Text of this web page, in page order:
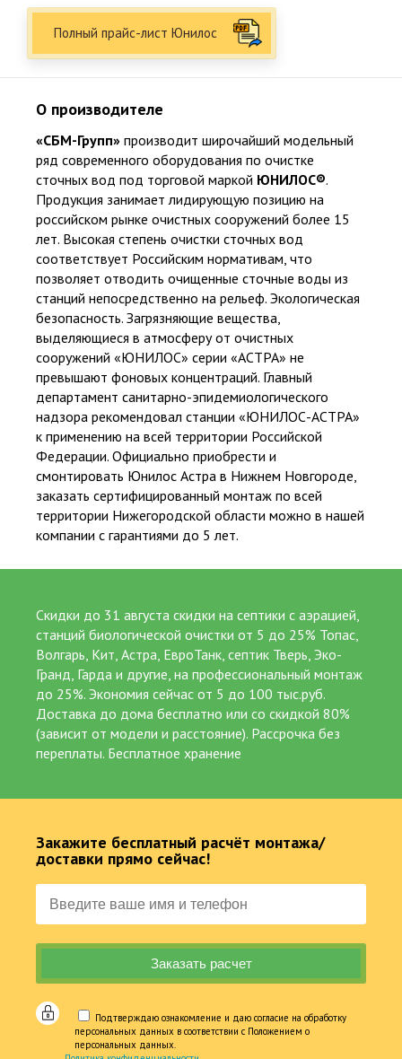
Станции глубокой биологической очистки
Мечта каждого обладателя загородной недвижимости
состоит в том, чтобы системы водоснабжения и
канализации работали без перебоев и не наносили ущерба
окружающей среде. Сегодня эта мечта получила реальное
осуществление с появлением нового
высокотехнологичного оборудования – станций ГБО.
Читать далее
ВЫСОКАЯ СТЕПЕНЬ ОЧИСТКИ
95-99%, не вредит окружающей среде и не
происходит заиливание дренажа.
100% БЕЗ ЗАПАХА
Соответствие стоков СанПиН, СНиП, СП.
ПРОСТОЕ ОБСЛУЖИВАНИЕ
самостоятельно.
НАДЕЖНАЯ КОНСТРУКЦИЯ
гарантия до 5 лет, срок службы более 50 лет.
ПОДХОДИТ ПРИ ОЧЕНЬ ВЫСОКОМ УГВ
(уровне грунтовых вод), любых грунтов, разной
объектов, большого производства, поселка,
гостиницы, кафе и др. и постоянного проживания.
БЕЗ ОТКАЧКИ
вызов ассенизаторской машины и покупки
бактерий не требуется.
ПОВТОРНОЕ ИСПОЛЬЗОВАНИЕ
для полива, а остатков ила при чистке, как
удобрение без запаха.
Полный прайс-лист Юнилос
О производителе
«СБМ-Групп» производит широчайший модельный
ряд современного оборудования по очистке
сточных вод под торговой маркой ЮНИЛОС®.
Продукция занимает лидирующую позицию на
российском рынке очистных сооружений более 15
лет. Высокая степень очистки сточных вод
соответствует Российским нормативам, что
позволяет отводить очищенные сточные воды из
станций непосредственно на рельеф. Экологическая
безопасность. Загрязняющие вещества,
выделяющиеся в атмосферу от очистных
сооружений «ЮНИЛОС» серии «АСТРА» не
превышают фоновых концентраций. Главный
департамент санитарно-эпидемиологического
надзора рекомендовал станции «ЮНИЛОС-АСТРА»
к применению на всей территории Российской
Федерации. Официально приобрести и
смонтировать Юнилос Астра в Нижнем Новгороде,
заказать сертифицированный монтаж по всей
территории Нижегородской области можно в нашей
компании с гарантиями до 5 лет.
Скидки до 31 августа скидки на септики с аэрацией,
станций биологической очистки от 5 до 25% Топас,
Волгарь, Кит, Астра, ЕвроТанк, септик Тверь, Эко-
Гранд, Гарда и другие, на профессиональный монтаж
до 25%. Экономия сейчас от 5 до 100 тыс.руб.
Доставка до дома бесплатно или со скидкой 80%
(зависит от модели и расстояние). Рассрочка без
переплаты. Бесплатное хранение
Закажите бесплатный расчёт монтажа/
доставки прямо сейчас!
Подтверждаю ознакомление и даю согласие на обработку
персональных данных в соответствии с Положением о
персональных данных.